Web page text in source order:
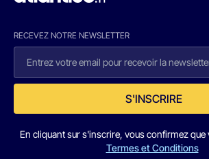
RECEVEZ NOTRE NEWSLETTER
S'INSCRIRE
En cliquant sur s'inscrire, vous confirmez que
Termes et Conditions